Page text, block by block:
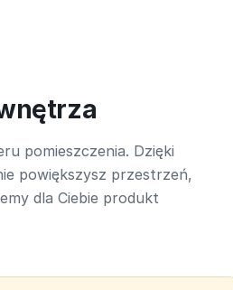
pomieszczenia. Dzięki
powiększysz przestrzeń,
dla Ciebie produkt